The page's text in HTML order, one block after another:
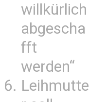
willkürlich
abgescha
fft
werden“
Leihmutte